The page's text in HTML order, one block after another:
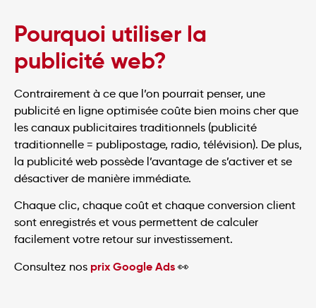
Pourquoi utiliser la
publicité web?
Contrairement à ce que l’on pourrait penser, une
publicité en ligne optimisée coûte bien moins cher que
les canaux publicitaires traditionnels (publicité
traditionnelle = publipostage, radio, télévision). De plus,
la publicité web possède l’avantage de s’activer et se
désactiver de manière immédiate.
Chaque clic, chaque coût et chaque conversion client
sont enregistrés et vous permettent de calculer
facilement votre retour sur investissement.
Consultez nos prix Google Ads 👀